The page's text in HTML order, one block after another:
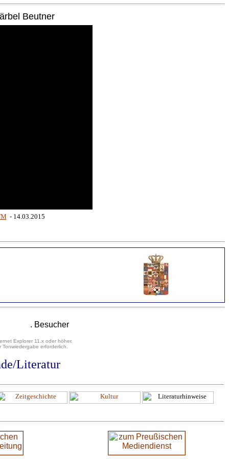
Beutner
- 14.03.2015
. Besucher
Explorer 11.x oder höher.
erforderlich.
Literatur